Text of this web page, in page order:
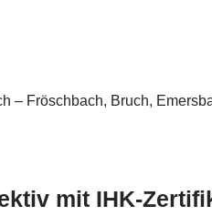
– Fröschbach, Bruch,
mit IHK-